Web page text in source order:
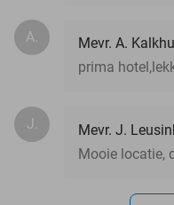
A.
Mevr. A.
prima
J.
Mevr. J.
Mooie locatie,